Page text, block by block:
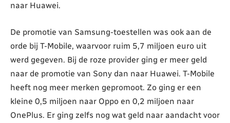
naar Huawei.
De promotie van Samsung-toestellen was ook aan de
orde bij T-Mobile, waarvoor ruim 5,7 miljoen euro uit
werd gegeven. Bij de roze provider ging er meer geld
naar de promotie van Sony dan naar Huawei. T-Mobile
heeft nog meer merken gepromoot. Zo ging er een
kleine 0,5 miljoen naar Oppo en 0,2 miljoen naar
OnePlus. Er ging zelfs nog wat geld naar aandacht voor